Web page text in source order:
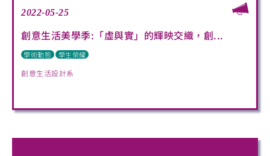
2022-05-25
創意生活美學季:「虛與實」的輝映交織，創...
學術動態 學生榮耀
創意生活設計系